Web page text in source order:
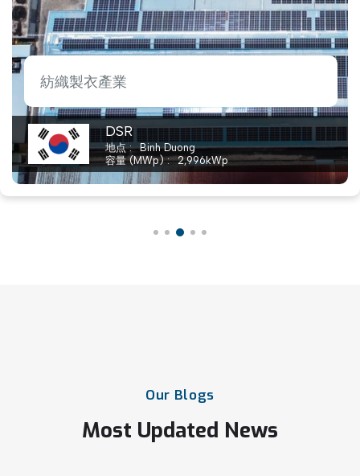
DSR
地点
Binh Duong
容量 (MWp)
2,996kWp
紡織製衣產業
Our Blogs
Most Updated News